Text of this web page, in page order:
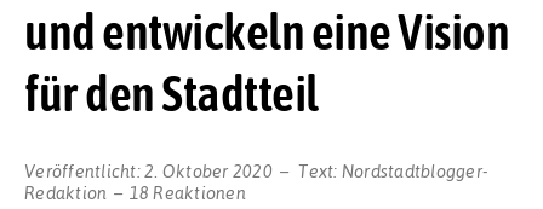
und entwickeln eine Vision
für den Stadtteil
Veröffentlicht:2. Oktober 2020 Text: Nordstadtblogger-
Redaktion
18 Reaktionen